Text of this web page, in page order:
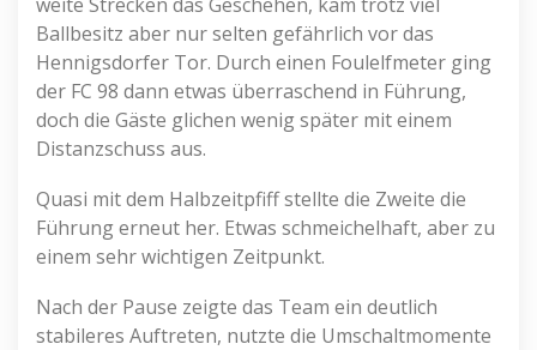
Ballbesitz aber nur selten gefährlich vor das
Hennigsdorfer Tor. Durch einen Foulelfmeter ging
der FC 98 dann etwas überraschend in Führung,
doch die Gäste glichen wenig später mit einem
Distanzschuss aus.
Quasi mit dem Halbzeitpfiff stellte die Zweite die
Führung erneut her. Etwas schmeichelhaft, aber zu
einem sehr wichtigen Zeitpunkt.
Nach der Pause zeigte das Team ein deutlich
stabileres Auftreten, nutzte die Umschaltmomente